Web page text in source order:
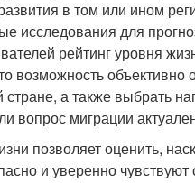
в том или ином
исследования для
рейтинг уровня
возможность объективно
стране, а также выбрать
вопрос миграции
позволяет оценить,
и уверенно чувствуют